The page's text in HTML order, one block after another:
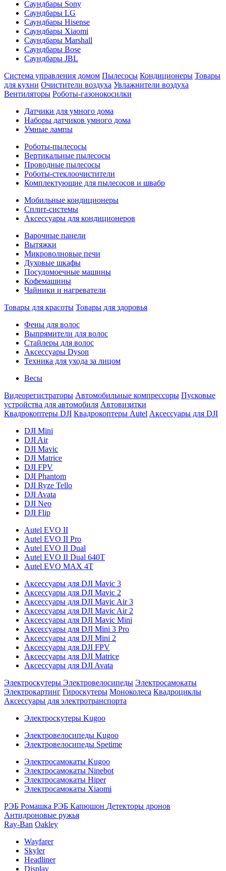
Саундбары Sony
Саундбары LG
Саундбары Hisense
Саундбары Xiaomi
Саундбары Marshall
Саундбары Bose
Саундбары JBL
Система управления домом Пылесосы Кондиционеры Товары
для кухни Очистители воздуха Увлажнители воздуха
Вентиляторы Роботы-газонокосилки
Датчики для умного дома
Наборы датчиков умного дома
Умные лампы
Роботы-пылесосы
Вертикальные пылесосы
Проводные пылесосы
Роботы-стеклоочистители
Комплектующие для пылесосов и швабр
Мобильные кондиционеры
Сплит-системы
Аксессуары для кондиционеров
Варочные панели
Вытяжки
Микроволновые печи
Духовые шкафы
Посудомоечные машины
Кофемашины
Чайники и нагреватели
Товары для красоты Товары для здоровья
Фены для волос
Выпрямители для волос
Стайлеры для волос
Аксессуары Dyson
Техника для ухода за лицом
Весы
Видеорегистраторы Автомобильные компрессоры Пусковые
устройства для автомобиля Автовизитки
Квадрокоптеры DJI Квадрокоптеры Autel Аксессуары для DJI
DJI Mini
DJI Air
DJI Mavic
DJI Matrice
DJI FPV
DJI Phantom
DJI Ryze Tello
DJI Avata
DJI Neo
DJI Flip
Autel EVO II
Autel EVO II Pro
Autel EVO II Dual
Autel EVO II Dual 640T
Autel EVO MAX 4T
Аксессуары для DJI Mavic 3
Аксессуары для DJI Mavic 2
Аксессуары для DJI Mavic Air 3
Аксессуары для DJI Mavic Air 2
Аксессуары для DJI Mavic Mini
Аксессуары для DJI Mini 3 Pro
Аксессуары для DJI Mini 2
Аксессуары для DJI FPV
Аксессуары для DJI Matrice
Аксессуары для DJI Avata
Электроскутеры Электровелосипеды Электросамокаты
Электрокартинг Гироскутеры Моноколеса Квадроциклы
Аксессуары для электротранспорта
Электроскутеры Kugoo
Электровелосипеды Kugoo
Электровелосипеды Spetime
Электросамокаты Kugoo
Электросамокаты Ninebot
Электросамокаты Hiper
Электросамокаты Xiaomi
РЭБ Ромашка РЭБ Капюшон Детекторы дронов
Антидроновые ружья
Ray-Ban Oakley
Wayfarer
Skyler
Headliner
Display